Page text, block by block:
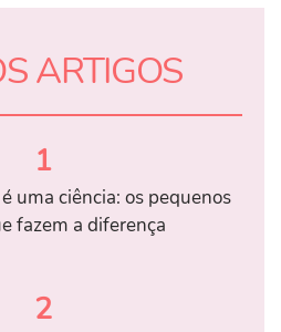
ARTIGOS
1
uma ciência: os pequenos
fazem a diferença
2